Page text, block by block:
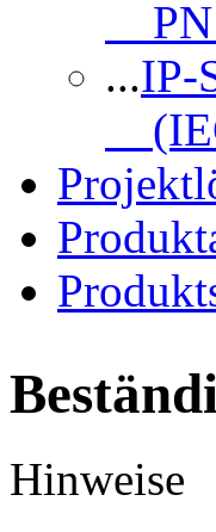
PN
...IP-
Hinweise